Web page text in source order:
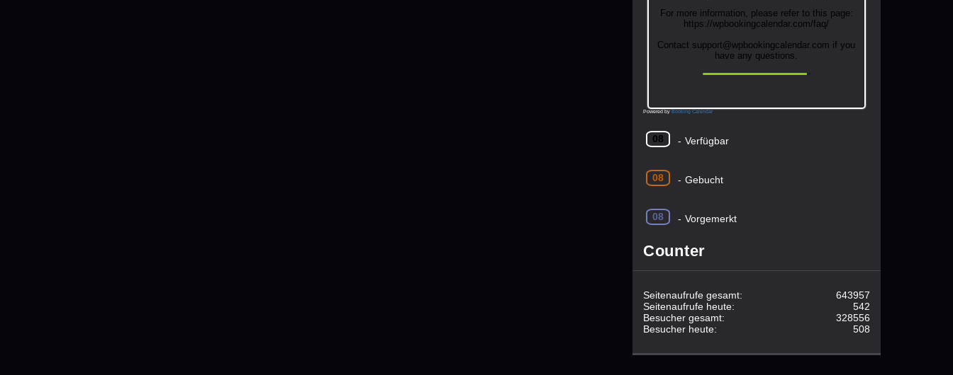
For more information, please refer to this page:
https://wpbookingcalendar.com/faq/
Contact support@wpbookingcalendar.com if you
have any questions.
Powered by Booking Calendar
08 - Verfügbar
08 - Gebucht
08 - Vorgemerkt
Counter
643957
Seitenaufrufe gesamt:
542
Seitenaufrufe heute:
328556
Besucher gesamt:
508
Besucher heute: